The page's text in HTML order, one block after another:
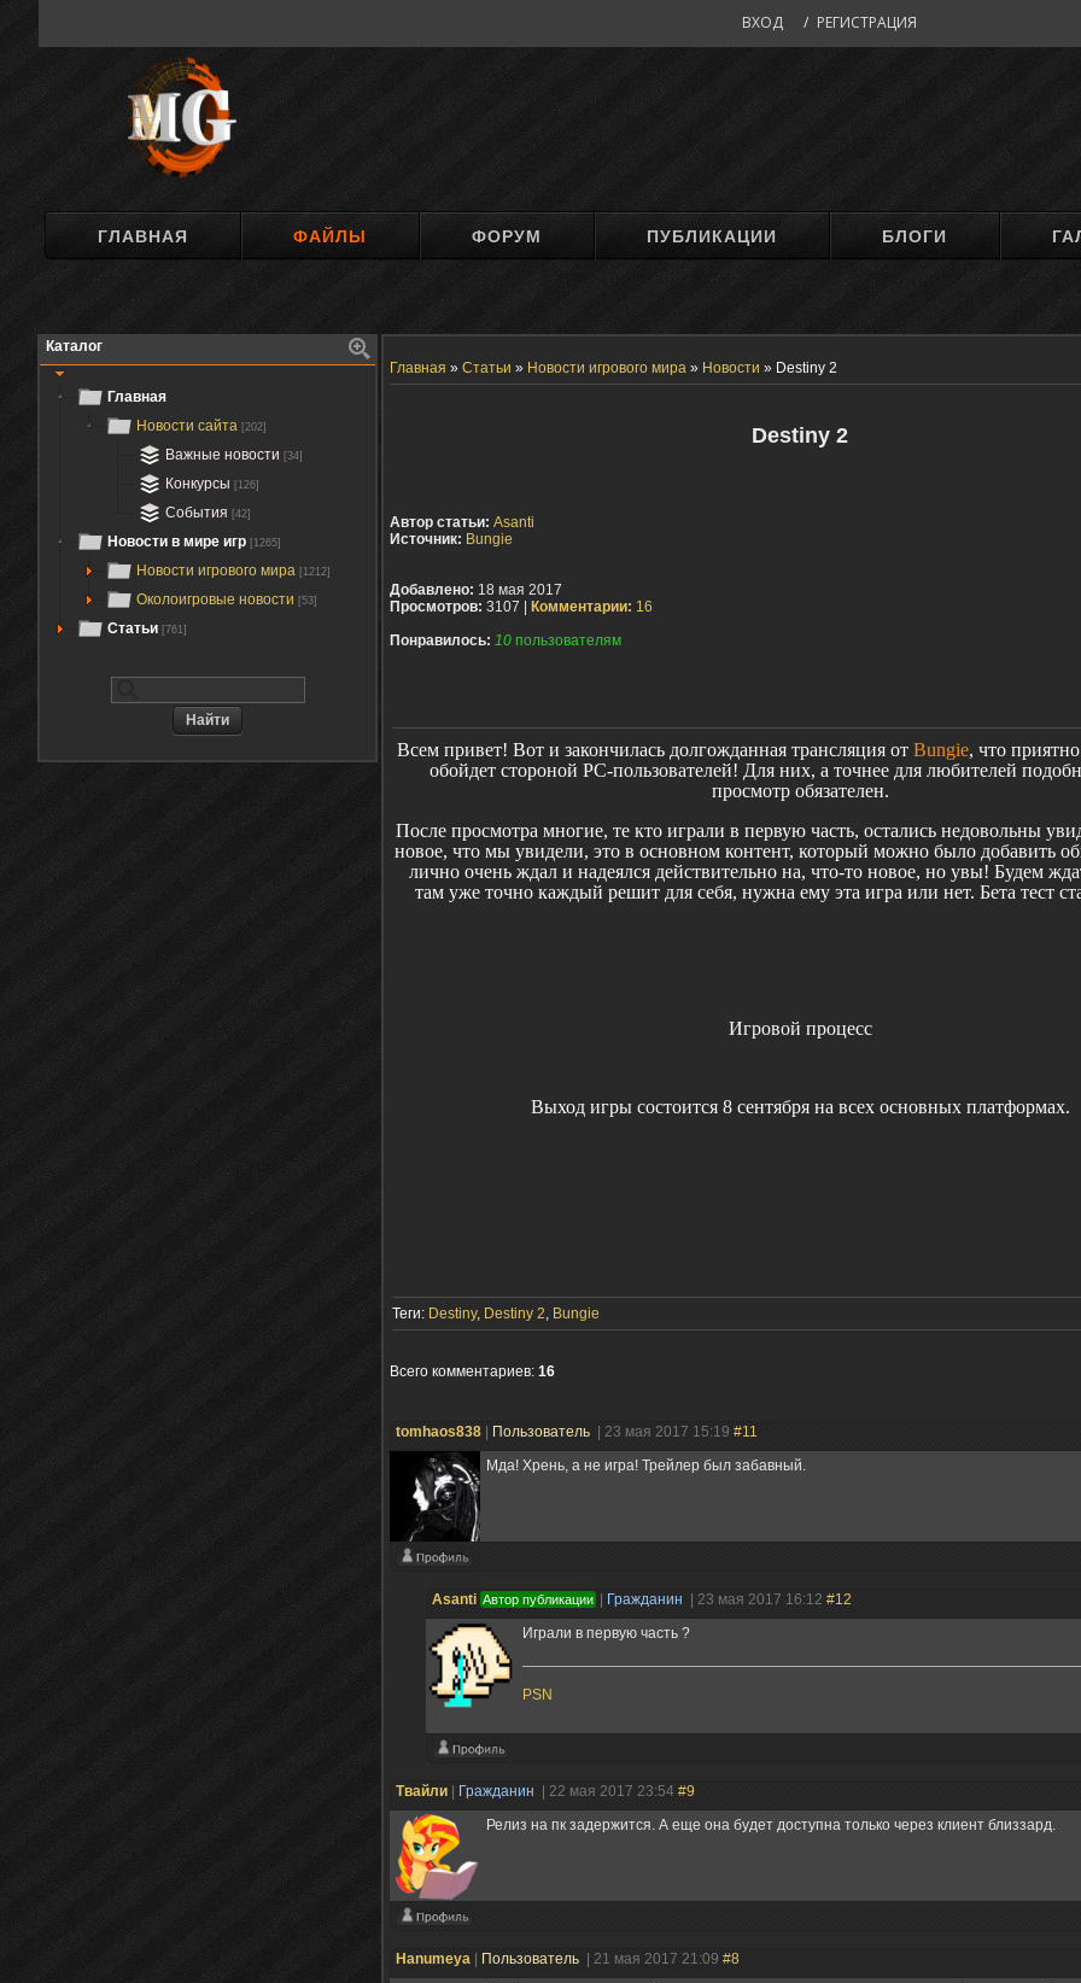
ВХОД / РЕГИСТРАЦИЯ
ГЛАВНАЯ ФАЙЛЫ ФОРУМ ПУБЛИКАЦИИ БЛОГИ
Каталог
Главная
Новости сайта [202]
Важные новости [34]
Конкурсы [126]
События [42]
Новости в мире игр [1265]
Новости игрового мира [1212]
Околоигровые новости [53]
Статьи [761]
Главная » Статьи » Новости игрового мира » Новости » Destiny 2
Destiny 2
Автор статьи: Asanti
Источник: Bungie
Добавлено: 18 мая 2017
Просмотров: 3107 | Комментарии: 16
Понравилось: 10 пользователям
Всем привет! Вот и закончилась долгожданная трансляция от Bungie, что
обойдет стороной PC-пользователей! Для них, а точнее для любителей
просмотр обязателен.
После просмотра многие, те кто играли в первую часть, остались недовольны
новое, что мы увидели, это в основном контент, который можно было добавить
лично очень ждал и надеялся действительно на, что-то новое, но увы! Будем
там уже точно каждый решит для себя, нужна ему эта игра или нет. Бета тест
Игровой процесс
Выход игры состоится 8 сентября на всех основных платформах.
Теги: Destiny, Destiny 2, Bungie
Всего комментариев: 16
tomhaos838 Пользователь | 23 мая 2017 15:19 #11
Мда! Хрень, а не игра! Трейлер был забавный.
Asanti Автор публикации Гражданин | 23 мая 2017 16:12 #12
Играли в первую часть ?
PSN
Твайли Гражданин | 22 мая 2017 23:54 #9
Релиз на пк задержится. А еще она будет доступна только через клиент близзард.
Hanumeya Пользователь | 21 мая 2017 21:09 #8